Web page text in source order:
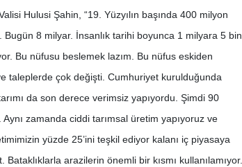
Hulusi Şahin, “19. Yüzyılın başında 400 milyon
Bugün 8 milyar. İnsanlık tarihi boyunca 1 milyara 5 bin
Bu nüfusu beslemek lazım. Bu nüfus eskiden
taleplerde çok değişti. Cumhuriyet kurulduğunda
da son derece verimsiz yapıyordu. Şimdi 90
zamanda ciddi tarımsal üretim yapıyoruz ve
yüzde 25’ini teşkil ediyor kalanı iç piyasaya
arazilerin önemli bir kısmı kullanılamıyor.